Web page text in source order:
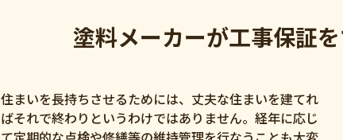
塗料メーカーが工事保証
住まいを長持ちさせるためには、丈夫な住まいを建てれ
ばそれで終わりというわけではありません。経年に応じ